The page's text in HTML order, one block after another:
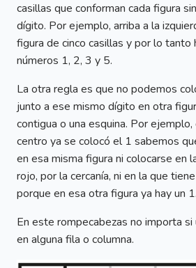
casillas que conforman cada figura
dígito. Por ejemplo, arriba a la
figura de cinco casillas y por lo tanto
números 1, 2, 3 y 5.
La otra regla es que no podemos
junto a ese mismo dígito en otra
contigua o una esquina. Por
centro ya se colocó el 1 sabemos
en esa misma figura ni colocarse en
rojo, por la cercanía, ni en la que
porque en esa otra figura ya hay un 1.
En este rompecabezas no importa
en alguna fila o columna.